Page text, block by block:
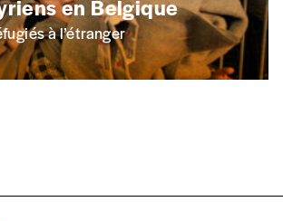
en Belgique
à l’étranger